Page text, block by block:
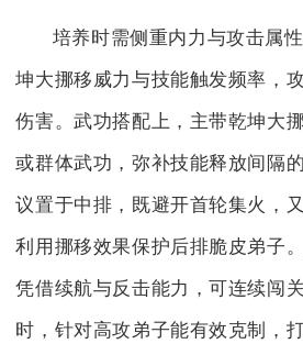
培养时需侧重内力与攻击属
坤大挪移威力与技能触发频率，
伤害。武功搭配上，主带乾坤大
或群体武功，弥补技能释放间隔
议置于中排，既避开首轮集火，
利用挪移效果保护后排脆皮弟子
凭借续航与反击能力，可连续闯
时，针对高攻弟子能有效克制，